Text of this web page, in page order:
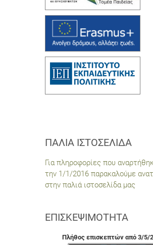
ΠΑΛΙΆ ΙΣΤΟΣΕΛΊΔΑ
Για πληροφορίες που
την 1/1/2016 παρακαλούμε
στην παλιά ιστοσελίδα μας
ΕΠΙΣΚΕΨΙΜΌΤΗΤΑ
Πλήθος επισκεπτών από 3/5/